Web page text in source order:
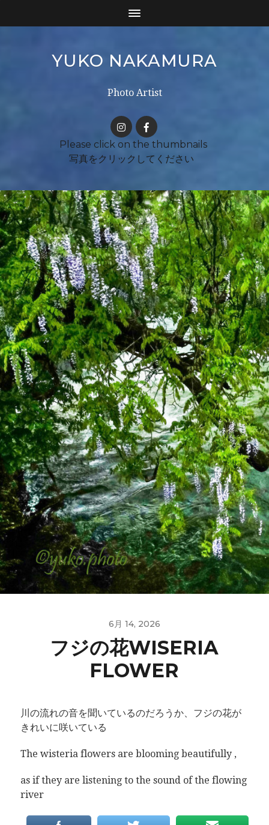
YUKO NAKAMURA
Photo Artist
6月 14, 2026
フジの花WISERIA
FLOWER
川の流れの音を聞いているのだろうか、フジの花が
きれいに咲いている
The wisteria flowers are blooming beautifully ,
as if they are listening to the sound of the flowing
river